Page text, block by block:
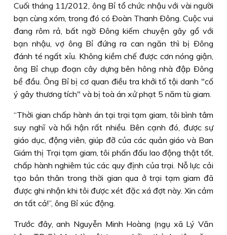
Cuối tháng 11/2012, ông Bỉ tổ chức nhậu với vài người
bạn cùng xóm, trong đó có Ðoàn Thanh Ðông. Cuộc vui
đang rôm rả, bất ngờ Ðông kiếm chuyện gây gổ với
bạn nhậu, vợ ông Bỉ đứng ra can ngăn thì bị Ðông
đánh té ngất xỉu. Không kiềm chế được cơn nóng giận,
ông Bỉ chụp đoạn cây dựng bên hông nhà đập Ðông
bể đầu. Ông Bỉ bị cơ quan điều tra khởi tố tội danh "cố
ý gây thương tích" và bị toà án xử phạt 5 năm tù giam.
“Thời gian chấp hành án tại trại tạm giam, tôi bình tâm
suy nghĩ và hối hận rất nhiều. Bên cạnh đó, được sự
giáo dục, động viên, giúp đỡ của các quản giáo và Ban
Giám thị Trại tạm giam, tôi phấn đấu lao động thật tốt,
chấp hành nghiêm túc các quy định của trại. Nỗ lực cải
tạo bản thân trong thời gian qua ở trại tạm giam đã
được ghi nhận khi tôi được xét đặc xá đợt này. Xin cảm
ơn tất cả!”, ông Bỉ xúc động.
Trước đây, anh Nguyễn Minh Hoàng (ngụ xã Lý Văn